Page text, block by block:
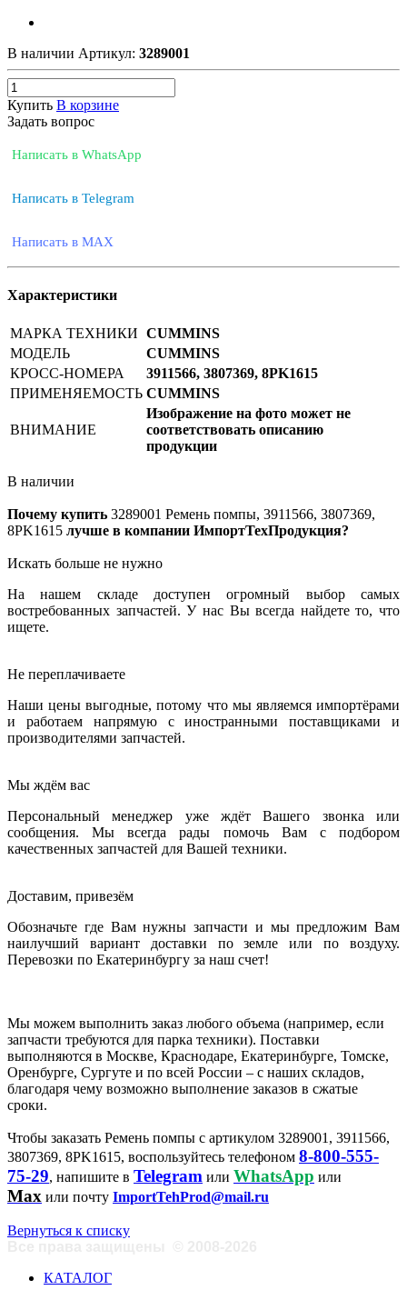
В наличии Артикул: 3289001
Купить В корзине
Задать вопрос
Написать в WhatsApp
Написать в Telegram
Написать в MAX
Характеристики
МАРКА ТЕХНИКИ CUMMINS
МОДЕЛЬ
CUMMINS
КРОСС-НОМЕРА
3911566, 3807369, 8PK1615
ПРИМЕНЯЕМОСТЬ CUMMINS
ВНИМАНИЕ
Изображение на фото может не
соответствовать описанию
продукции
В наличии
Почему купить 3289001 Ремень помпы, 3911566, 3807369,
8PK1615 лучше в компании ИмпортТехПродукция?
Искать больше не нужно
На нашем складе доступен огромный выбор самых
востребованных запчастей. У нас Вы всегда найдете то, что
ищете.
Не переплачиваете
Наши цены выгодные, потому что мы являемся импортёрами
и работаем напрямую с иностранными поставщиками и
производителями запчастей.
Мы ждём вас
Персональный менеджер уже ждёт Вашего звонка или
сообщения. Мы всегда рады помочь Вам с подбором
качественных запчастей для Вашей техники.
Доставим, привезём
Обозначьте где Вам нужны запчасти и мы предложим Вам
наилучший вариант доставки по земле или по воздуху.
Перевозки по Екатеринбургу за наш счет!
Мы можем выполнить заказ любого объема (например, если
запчасти требуются для парка техники). Поставки
выполняются в Москве, Краснодаре, Екатеринбурге, Томске,
Оренбурге, Сургуте и по всей России – с наших складов,
благодаря чему возможно выполнение заказов в сжатые
сроки.
Чтобы заказать Ремень помпы с артикулом 3289001, 3911566,
3807369, 8PK1615, воспользуйтесь телефоном 8-800-555-
75-29, напишите в Telegram или WhatsApp или
Max или почту ImportTehProd@mail.ru
Вернуться к списку
КАТАЛОГ